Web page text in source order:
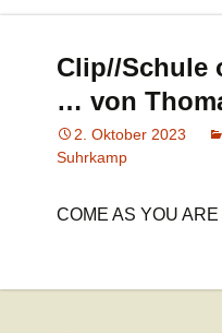
Clip//Schule
… von
2. Oktober 2023
Suhrkamp
COME AS YOU ARE